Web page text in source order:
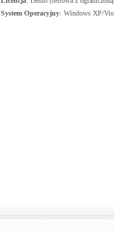
System Operacyjny: Windows XP/